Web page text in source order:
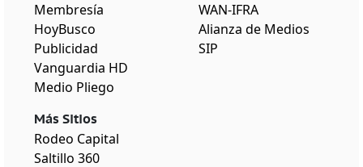
Membresía
HoyBusco
Publicidad
Vanguardia HD
Medio Pliego
Más Sitios
Rodeo Capital
Saltillo 360
WAN-IFRA
Alianza de Medios
SIP